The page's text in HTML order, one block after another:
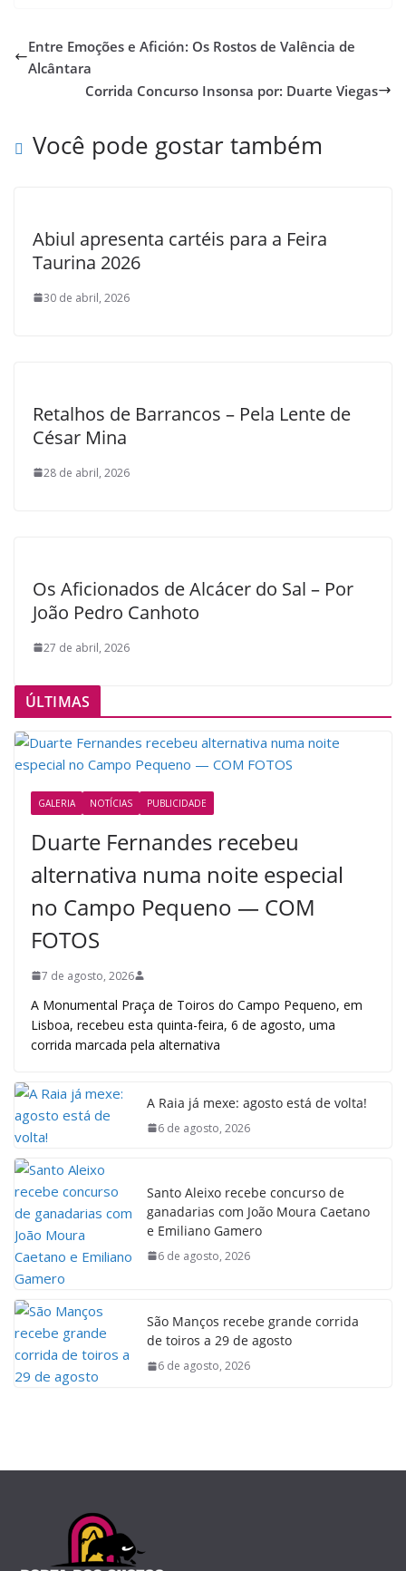
Entre Emoções e Afición: Os Rostos de Valência de
Alcântara
Corrida Concurso Insonsa por: Duarte Viegas
Você pode gostar também
Abiul apresenta cartéis para a Feira
Taurina 2026
30 de abril, 2026
Retalhos de Barrancos – Pela Lente de
César Mina
28 de abril, 2026
Os Aficionados de Alcácer do Sal – Por
João Pedro Canhoto
27 de abril, 2026
ÚLTIMAS
GALERIA NOTÍCIAS PUBLICIDADE
Duarte Fernandes recebeu
alternativa numa noite especial
no Campo Pequeno — COM
FOTOS
7 de agosto, 2026
A Monumental Praça de Toiros do Campo Pequeno, em
Lisboa, recebeu esta quinta-feira, 6 de agosto, uma
corrida marcada pela alternativa
A Raia já mexe: agosto está de volta!
6 de agosto, 2026
Santo Aleixo recebe concurso de
ganadarias com João Moura Caetano
e Emiliano Gamero
6 de agosto, 2026
São Manços recebe grande corrida
de toiros a 29 de agosto
6 de agosto, 2026